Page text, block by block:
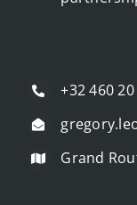
+32 460
Grand